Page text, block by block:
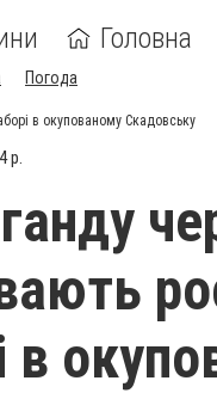
Головна
Погода
в окупованому Скадовську
р.
в